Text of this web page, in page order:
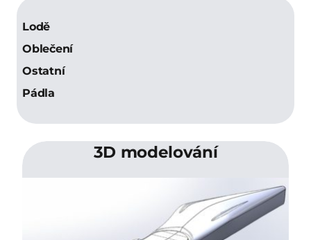
Novinky
Galerie
Kontakt
Lodě
Oblečení
Ostatní
Pádla
3D modelování